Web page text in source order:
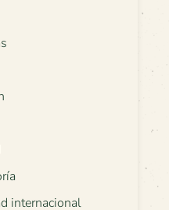
internacional